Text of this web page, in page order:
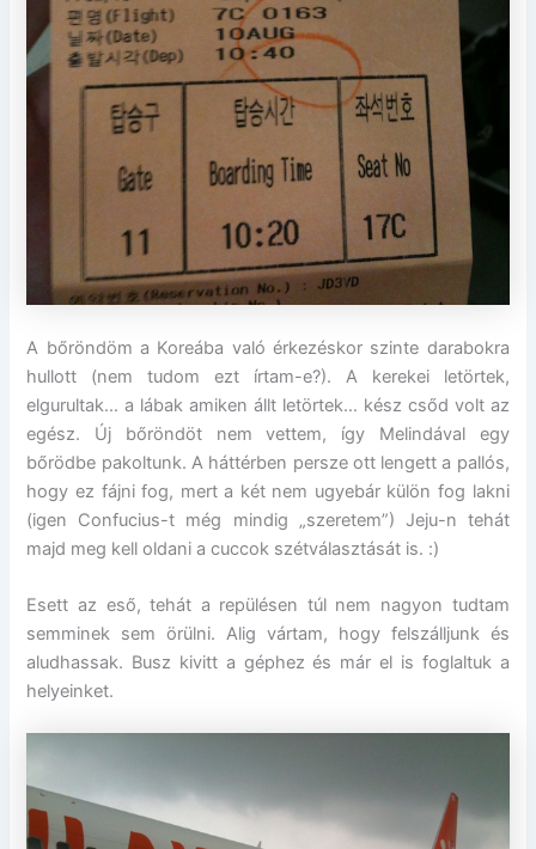
A bőröndöm a Koreába való érkezéskor szinte darabokra
hullott (nem tudom ezt írtam-e?). A kerekei letörtek,
elgurultak… a lábak amiken állt letörtek… kész csőd volt az
egész. Új bőröndöt nem vettem, így Melindával egy
bőrödbe pakoltunk. A háttérben persze ott lengett a pallós,
hogy ez fájni fog, mert a két nem ugyebár külön fog lakni
(igen Confucius-t még mindig „szeretem”) Jeju-n tehát
majd meg kell oldani a cuccok szétválasztását is. :)
Esett az eső, tehát a repülésen túl nem nagyon tudtam
semminek sem örülni. Alig vártam, hogy felszálljunk és
aludhassak. Busz kivitt a géphez és már el is foglaltuk a
helyeinket.